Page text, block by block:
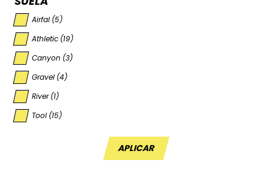
Airfal (5)
Athletic (19)
Canyon (3)
Gravel (4)
River (1)
Tool (15)
APLICAR